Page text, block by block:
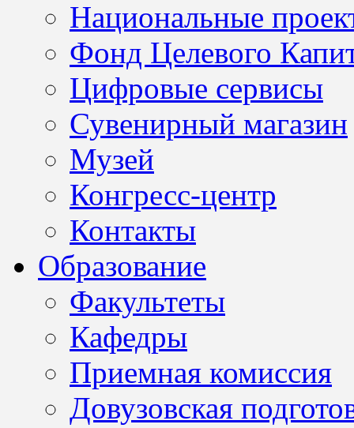
Национальные
Фонд Целевого
Цифровые сервисы
Сувенирный магазин
Музей
Конгресс-центр
Контакты
Образование
Факультеты
Кафедры
Приемная комиссия
Довузовская